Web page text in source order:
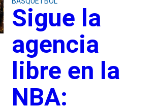
Sigue la
agencia
libre en la
NBA: